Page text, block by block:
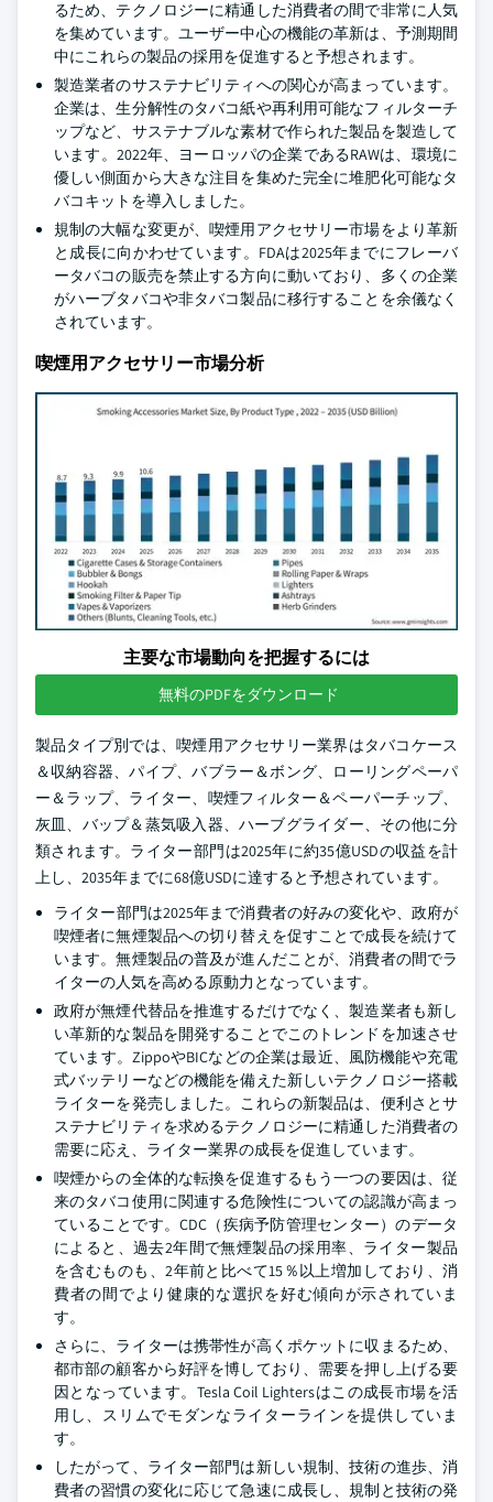
るため、テクノロジーに精通した消費者の間で非常に人気
を集めています。ユーザー中心の機能の革新は、予測期間
中にこれらの製品の採用を促進すると予想されます。
製造業者のサステナビリティへの関心が高まっています。
企業は、生分解性のタバコ紙や再利用可能なフィルターチ
ップなど、サステナブルな素材で作られた製品を製造して
います。2022年、ヨーロッパの企業であるRAWは、環境に
優しい側面から大きな注目を集めた完全に堆肥化可能なタ
バコキットを導入しました。
規制の大幅な変更が、喫煙用アクセサリー市場をより革新
と成長に向かわせています。FDAは2025年までにフレーバ
ータバコの販売を禁止する方向に動いており、多くの企業
がハーブタバコや非タバコ製品に移行することを余儀なく
されています。
喫煙用アクセサリー市場分析
主要な市場動向を把握するには
無料のPDFをダウンロード
製品タイプ別では、喫煙用アクセサリー業界はタバコケース
＆収納容器、パイプ、バブラー＆ボング、ローリングペーパ
ー＆ラップ、ライター、喫煙フィルター＆ペーパーチップ、
灰皿、バップ＆蒸気吸入器、ハーブグライダー、その他に分
類されます。ライター部門は2025年に約35億USDの収益を計
上し、2035年までに68億USDに達すると予想されています。
ライター部門は2025年まで消費者の好みの変化や、政府が
喫煙者に無煙製品への切り替えを促すことで成長を続けて
います。無煙製品の普及が進んだことが、消費者の間でラ
イターの人気を高める原動力となっています。
政府が無煙代替品を推進するだけでなく、製造業者も新し
い革新的な製品を開発することでこのトレンドを加速させ
ています。ZippoやBICなどの企業は最近、風防機能や充電
式バッテリーなどの機能を備えた新しいテクノロジー搭載
ライターを発売しました。これらの新製品は、便利さとサ
ステナビリティを求めるテクノロジーに精通した消費者の
需要に応え、ライター業界の成長を促進しています。
喫煙からの全体的な転換を促進するもう一つの要因は、従
来のタバコ使用に関連する危険性についての認識が高まっ
ていることです。CDC（疾病予防管理センター）のデータ
によると、過去2年間で無煙製品の採用率、ライター製品
を含むものも、2年前と比べて15％以上増加しており、消
費者の間でより健康的な選択を好む傾向が示されていま
す。
さらに、ライターは携帯性が高くポケットに収まるため、
都市部の顧客から好評を博しており、需要を押し上げる要
因となっています。Tesla Coil Lightersはこの成長市場を活
用し、スリムでモダンなライターラインを提供していま
す。
したがって、ライター部門は新しい規制、技術の進歩、消
費者の習慣の変化に応じて急速に成長し、規制と技術の発